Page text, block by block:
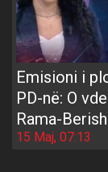
Emisioni i
PD-në: O
Rama-
15 Maj, 07:13